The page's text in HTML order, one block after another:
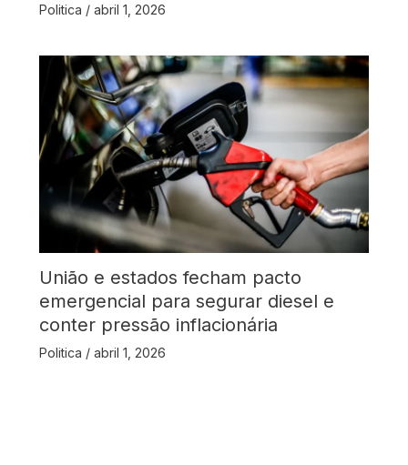
Politica / abril 1, 2026
União e estados fecham pacto
emergencial para segurar diesel e
conter pressão inflacionária
Politica / abril 1, 2026